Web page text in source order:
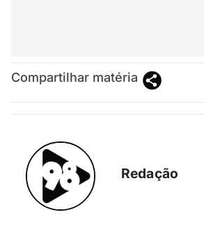
Compartilhar matéria
Redação